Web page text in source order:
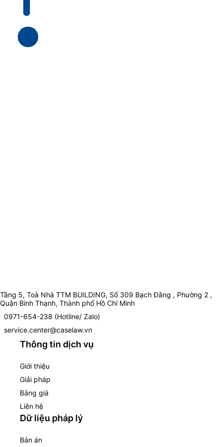
Tầng 5, Toà Nhà TTM BUILDING, Số 309 Bạch Đằng , Phường 2 ,
Quận Bình Thạnh, Thành phố Hồ Chí Minh
0971-654-238 (Hotline/ Zalo)
service.center@caselaw.vn
Thông tin dịch vụ
Giới thiệu
Giải pháp
Bảng giá
Liên hệ
Dữ liệu pháp lý
Bản án